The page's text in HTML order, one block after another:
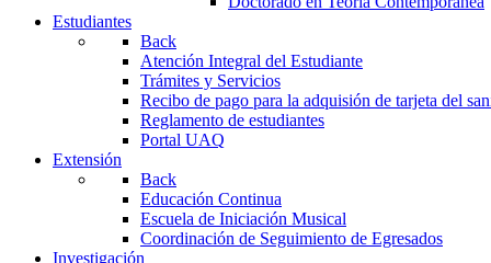
Estudiantes
Back
Atención Integral del Estudiante
Trámites y Servicios
Recibo de pago para la adquisión de tarjeta del
Reglamento de estudiantes
Portal UAQ
Extensión
Back
Educación Continua
Escuela de Iniciación Musical
Coordinación de Seguimiento de Egresados
Investigación